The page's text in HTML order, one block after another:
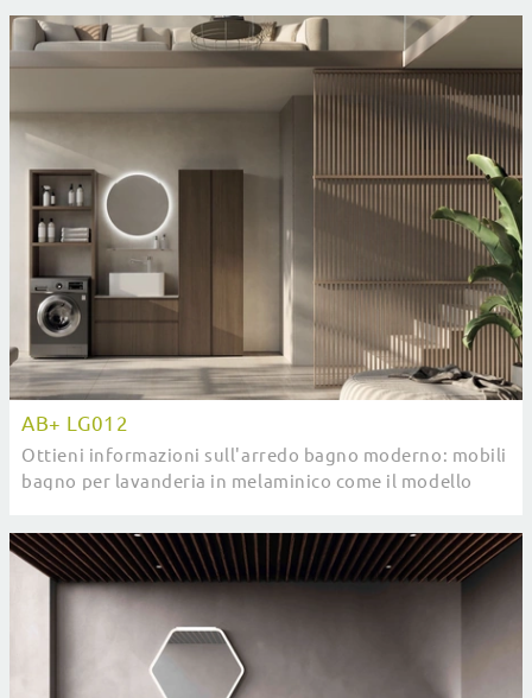
AB+ LG012
Ottieni informazioni sull'arredo bagno moderno: mobili
bagno per lavanderia in melaminico come il modello